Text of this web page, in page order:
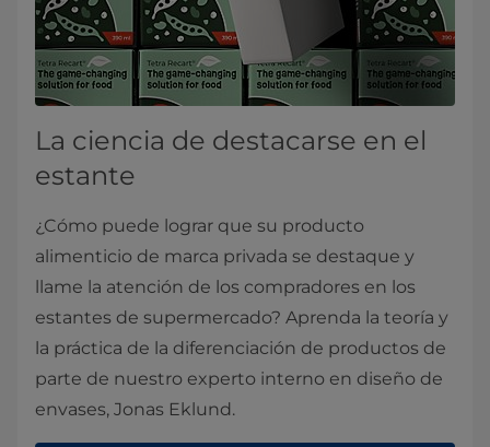
La ciencia de destacarse en el
estante
¿Cómo puede lograr que su producto
alimenticio de marca privada se destaque y
llame la atención de los compradores en los
estantes de supermercado? Aprenda la teoría y
la práctica de la diferenciación de productos de
parte de nuestro experto interno en diseño de
envases, Jonas Eklund.